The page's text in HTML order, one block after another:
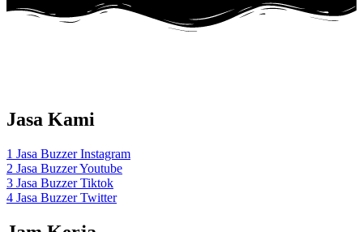
Jasa Kami
1 Jasa Buzzer Instagram
2 Jasa Buzzer Youtube
3 Jasa Buzzer Tiktok
4 Jasa Buzzer Twitter